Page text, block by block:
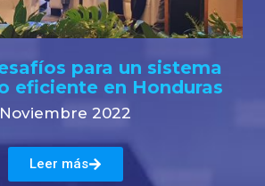
para un sistema
eficiente en Honduras
Noviembre 2022
Leer más